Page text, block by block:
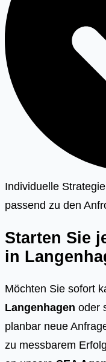
Individuelle
passend zu den
Starten Sie
in
Möchten Sie sofort
Langenhagen oder
planbar neue
zu messbarem